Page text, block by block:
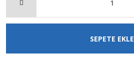
SEPETE EKLE